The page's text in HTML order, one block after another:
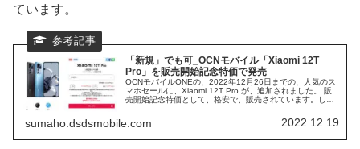
ています。
「新規」でも可_OCNモバイル「Xiaomi 12T
Pro」を販売開始記念特価で発売
OCNモバイルONEの、2022年12月26日までの、人気のス
マホセールに、Xiaomi 12T Pro が、追加されました。 販
売開始記念特価として、格安で、販売されています。しか
マホ、Xiaomi 12T Pro を、大特価で、購入できるチャンス
なので、お見逃しなく。
sumaho.dsdsmobile.com 2022.12.19